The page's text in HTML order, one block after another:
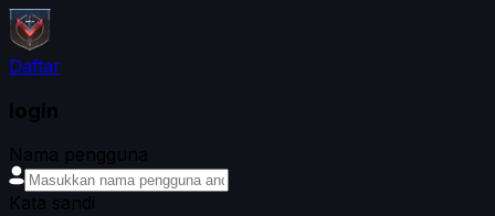
Daftar
login
Nama pengguna
Kata sandi